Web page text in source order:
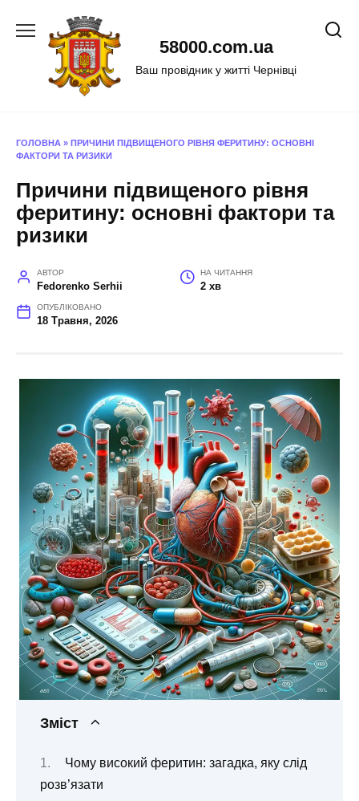
58000.com.ua
Ваш провідник у житті Чернівці
ГОЛОВНА » ПРИЧИНИ ПІДВИЩЕНОГО РІВНЯ ФЕРИТИНУ: ОСНОВНІ
ФАКТОРИ ТА РИЗИКИ
Причини підвищеного рівня
феритину: основні фактори та
ризики
АВТОР
Fedorenko Serhii
НА ЧИТАННЯ
2 хв
ОПУБЛІКОВАНО
18 Травня, 2026
Зміст
Чому високий феритин: загадка, яку слід
розв’язати